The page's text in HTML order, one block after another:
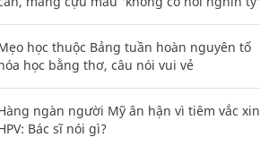
học thuộc Bảng tuần hoàn nguyên tố
học bằng thơ, câu nói vui vẻ
ngàn người Mỹ ân hận vì tiêm vắc xin
Bác sĩ nói gì?